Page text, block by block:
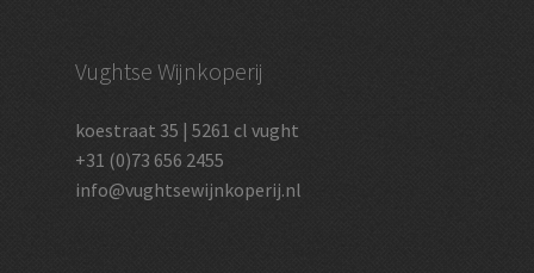
Vughtse Wijnkoperij
koestraat 35 | 5261 cl vught
+31 (0)73 656 2455
info@vughtsewijnkoperij.nl